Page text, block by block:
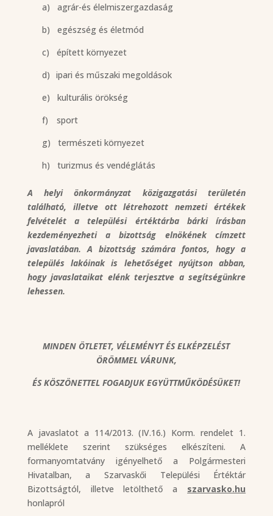
a)
agrár-és élelmiszergazdaság
b)
egészség és életmód
c)
épített környezet
d) ipari és műszaki megoldások
e)
kulturális örökség
f)
sport
g)
természeti környezet
h)
turizmus és vendéglátás
A helyi önkormányzat közigazgatási területén
található, illetve ott létrehozott nemzeti értékek
felvételét a települési értéktárba bárki írásban
kezdeményezheti a bizottság elnökének címzett
javaslatában. A bizottság számára fontos, hogy a
település lakóinak is lehetőséget nyújtson abban,
hogy javaslataikat elénk terjesztve a segítségünkre
lehessen.
MINDEN ÖTLETET, VÉLEMÉNYT ÉS ELKÉPZELÉST
ÖRÖMMEL VÁRUNK,
ÉS KÖSZÖNETTEL FOGADJUK EGYÜTTMŰKÖDÉSÜKET!
A javaslatot a 114/2013. (IV.16.) Korm. rendelet 1.
melléklete szerint szükséges elkészíteni. A
formanyomtatvány igényelhető a Polgármesteri
Hivatalban, a Szarvaskői Települési Értéktár
Bizottságtól, illetve letölthető a szarvasko.hu
honlapról